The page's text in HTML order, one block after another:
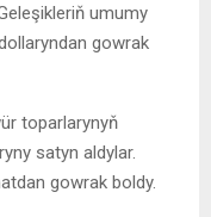
umumy
gowrak
toparlarynyň
satyn aldylar.
gowrak boldy.